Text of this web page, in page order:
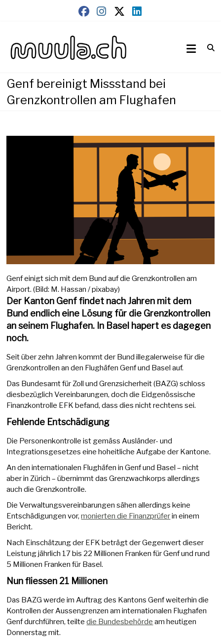
muula.ch
Genf bereinigt Missstand bei
Grenzkontrollen am Flughafen
Genf einigt sich mit dem Bund auf die Grenzkontrollen am
Airport. (Bild: M. Hassan / pixabay)
Der Kanton Genf findet nach Jahren mit dem
Bund endlich eine Lösung für die Grenzkontrollen
an seinem Flughafen. In Basel hapert es dagegen
noch.
Seit über zehn Jahren kommt der Bund illegalerweise für die
Grenzkontrollen an den Flughäfen Genf und Basel auf.
Das Bundesamt für Zoll und Grenzsicherheit (BAZG) schloss
diesbezüglich Vereinbarungen, doch die Eidgenössische
Finanzkontrolle EFK befand, dass dies nicht rechtens sei.
Fehlende Entschädigung
Die Personenkontrolle ist gemäss Ausländer- und
Integrationsgesetzes eine hoheitliche Aufgabe der Kantone.
An den internationalen Flughäfen in Genf und Basel – nicht
aber in Zürich – übernimmt das Grenzwachkorps allerdings
auch die Grenzkontrolle.
Die Verwaltungsvereinbarungen sähen allerdings keine
Entschädigungen vor,monierten die Finanzprüferin einem
Bericht.
Nach Einschätzung der EFK beträgt der Gegenwert dieser
Leistung jährlich 17 bis 22 Millionen Franken für Genf und rund
5 Millionen Franken für Basel.
Nun fliessen 21 Millionen
Das BAZG werde im Auftrag des Kantons Genf weiterhin die
Kontrollen der Aussengrenzen am internationalen Flughafen
Genf durchführen, teiltedie Bundesbehörde am heutigen
Donnerstag mit.